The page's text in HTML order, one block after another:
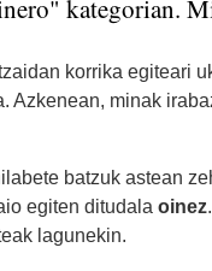
kategorian.
korrika egiteari
Azkenean, minak
batzuk astean
egiten ditudala oinez
lagunekin.